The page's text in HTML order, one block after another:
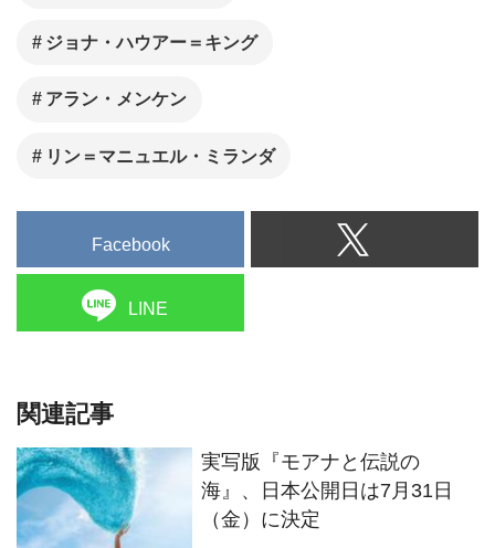
ジョナ・ハウアー＝キング
アラン・メンケン
リン＝マニュエル・ミランダ
Facebook
LINE
関連記事
実写版『モアナと伝説の
海』、日本公開日は7月31日
（金）に決定